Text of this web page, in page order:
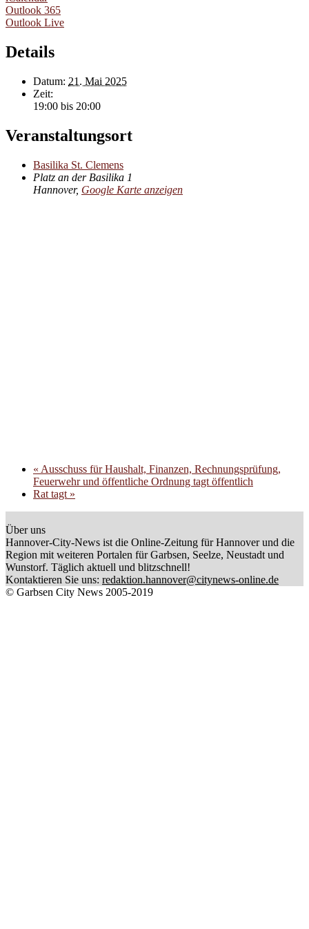
Outlook 365
Outlook Live
Details
Datum: 21. Mai 2025
Zeit:
19:00 bis 20:00
Veranstaltungsort
Basilika St. Clemens
Platz an der Basilika 1
Hannover, Google Karte anzeigen
« Ausschuss für Haushalt, Finanzen, Rechnungsprüfung,
Feuerwehr und öffentliche Ordnung tagt öffentlich
Rat tagt »
Über uns
Hannover-City-News ist die Online-Zeitung für Hannover und die
Region mit weiteren Portalen für Garbsen, Seelze, Neustadt und
Wunstorf. Täglich aktuell und blitzschnell!
Kontaktieren Sie uns: redaktion.hannover@citynews-online.de
© Garbsen City News 2005-2019